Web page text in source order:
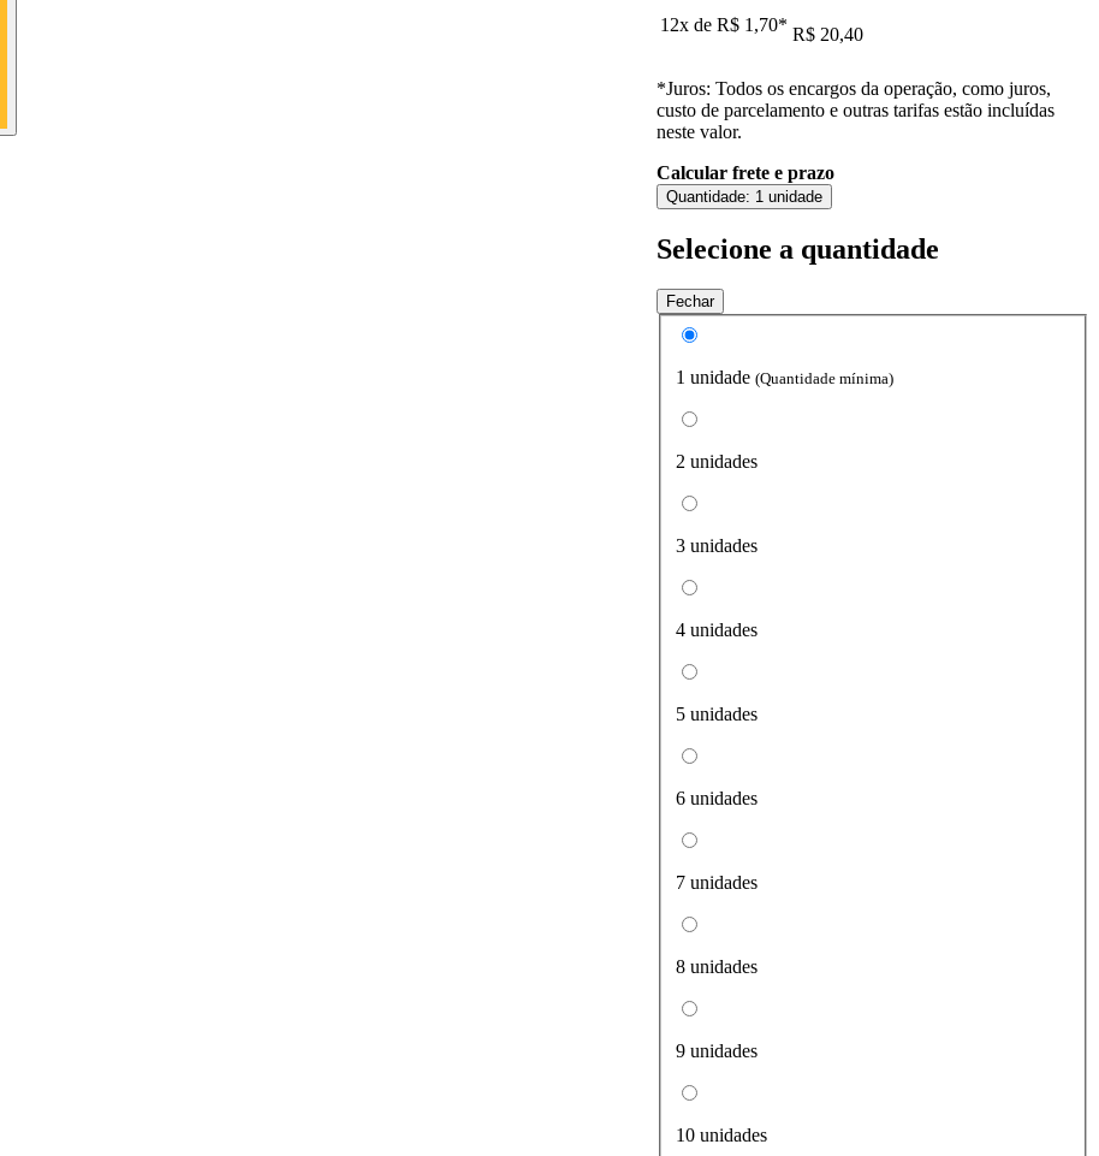
12x de R$ 1,70* R$ 20,40
*Juros: Todos os encargos da operação, como juros,
custo de parcelamento e outras tarifas estão incluídas
neste valor.
Calcular frete e prazo
Quantidade: 1 unidade
Selecione a quantidade
Fechar
1 unidade (Quantidade mínima)
2 unidades
3 unidades
4 unidades
5 unidades
6 unidades
7 unidades
8 unidades
9 unidades
10 unidades